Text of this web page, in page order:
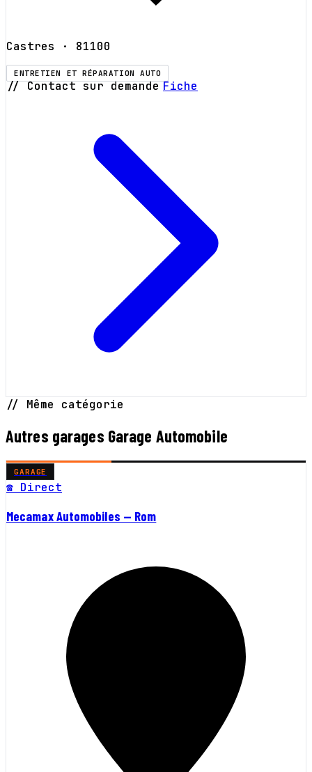
Castres · 81100
ENTRETIEN ET RÉPARATION AUTO
// Contact sur demande Fiche
// Même catégorie
Autres garages Garage Automobile
GARAGE
☎ Direct
Mecamax Automobiles — Rom